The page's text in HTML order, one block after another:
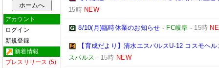
アカウント
ログイン
新規登録
新着情報
プレスリリース (5)
15時 NEW
8/10(月)臨時休業のお知らせ - FC岐阜 - 15時
【育成だより】清水エスパルスU-12 コスモヘ
スパルス - 15時 NEW